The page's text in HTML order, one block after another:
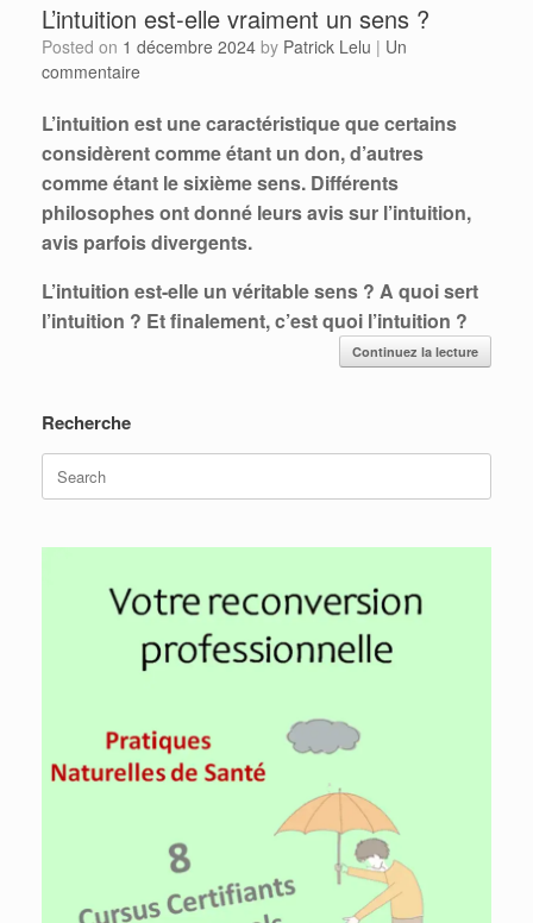
L’intuition est-elle vraiment un sens ?
Posted on 1 décembre 2024 by Patrick Lelu | Un
commentaire
L’intuition est une caractéristique que certains
considèrent comme étant un don, d’autres
comme étant le sixième sens. Différents
philosophes ont donné leurs avis sur l’intuition,
avis parfois divergents.
L’intuition est-elle un véritable sens ? A quoi sert
l’intuition ? Et finalement, c’est quoi l’intuition ?
Continuez la lecture
Recherche
for: